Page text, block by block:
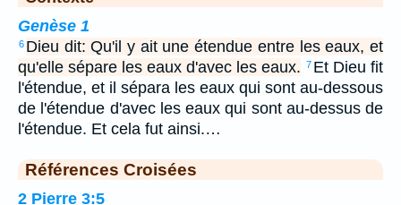
Genèse 1
6 Dieu dit: Qu'il y ait une étendue entre les eaux, et
qu'elle sépare les eaux d'avec les eaux. 7 Et Dieu fit
l'étendue, et il sépara les eaux qui sont au-dessous
de l'étendue d'avec les eaux qui sont au-dessus de
l'étendue. Et cela fut ainsi.…
Références Croisées
2 Pierre 3:5